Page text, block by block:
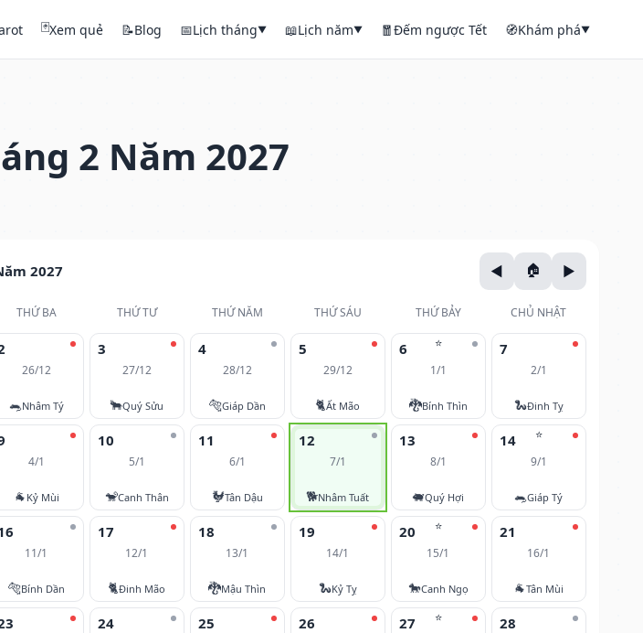
🃏Xem quẻ 📝Blog 📅Lịch tháng▼ 📖Lịch năm▼ 🧧Đếm ngược Tết 🧭Khám phá▼
2 Năm 2027
2027
THỨ BA THỨ TƯ THỨ NĂM THỨ SÁU THỨ BẢY CHỦ NHẬT
26/12
🐀Nhâm Tý
3
27/12
🐂Quý Sửu
4
28/12
🐅Giáp Dần
5
29/12
🐈Ất Mão
⭐
6
1/1
🐉Bính Thìn
7
2/1
🐍Đinh Tỵ
4/1
🐐 Kỷ Mùi
10
5/1
🐒Canh Thân
11
6/1
🐓Tân Dậu
12
7/1
🐕Nhâm Tuất
13
8/1
🐖Quý Hợi
⭐
14
9/1
🐀Giáp Tý
11/1
🐅Bính Dần
17
12/1
🐈Đinh Mão
18
13/1
🐉Mậu Thìn
19
14/1
🐍Kỷ Tỵ
⭐
20
15/1
🐎Canh Ngọ
21
16/1
🐐Tân Mùi
24 25 26 ⭐
27 28